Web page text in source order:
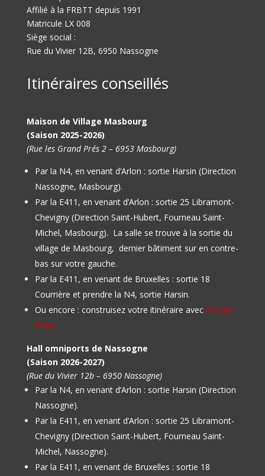
Affilié à la FRBTT depuis 1991
Matricule LX 008
Siège social :
Rue du Vivier 12B, 6950 Nassogne
Itinéraires conseillés
Maison de Village Masbourg
(Saison 2025-2026)
(Rue les Grand Prés 2 – 6953 Masbourg)
Par la N4, en venant d’Arlon : sortie Harsin (Direction
Nassogne, Masbourg).
Par la E411, en venant d’Arlon : sortie 25 Libramont-
Chevigny (Direction Saint-Hubert, Fourneau Saint-
Michel, Masbourg). La salle se trouve à la sortie du
village de Masbourg, dernier bâtiment sur en contre-
bas sur votre gauche.
Par la E411, en venant de Bruxelles : sortie 18
Courrière et prendre la N4, sortie Harsin.
Ou encore : construisez votre itinéraire avec Google
Maps
Hall omniports de Nassogne
(Saison 2026-2027)
(Rue du Vivier 12b – 6950 Nassogne)
Par la N4, en venant d’Arlon : sortie Harsin (Direction
Nassogne).
Par la E411, en venant d’Arlon : sortie 25 Libramont-
Chevigny (Direction Saint-Hubert, Fourneau Saint-
Michel, Nassogne).
Par la E411, en venant de Bruxelles : sortie 18